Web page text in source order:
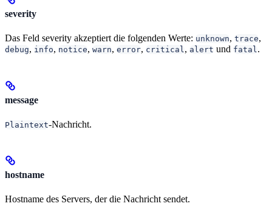
severity
Das Feld severity akzeptiert die folgenden Werte: unknown, trace,
debug, info, notice, warn, error, critical, alert und fatal.
message
Plaintext-Nachricht.
hostname
Hostname des Servers, der die Nachricht sendet.